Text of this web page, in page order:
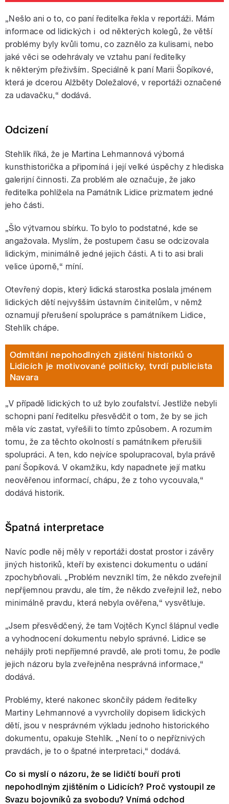
„Nešlo ani o to, co paní ředitelka řekla v reportáži. Mám
informace od lidických i od některých kolegů, že větší
problémy byly kvůli tomu, co zaznělo za kulisami, nebo
jaké věci se odehrávaly ve vztahu paní ředitelky
k některým přeživším. Speciálně k paní Marii Šopíkové,
která je dcerou Alžběty Doležalové, v reportáži označené
za udavačku,“ dodává.
Odcizení
Stehlík říká, že je Martina Lehmannová výborná
kunsthistorička a připomíná i její velké úspěchy z hlediska
galerijní činnosti. Za problém ale označuje, že jako
ředitelka pohlížela na Památník Lidice prizmatem jedné
jeho části.
„Šlo výtvarnou sbírku. To bylo to podstatné, kde se
angažovala. Myslím, že postupem času se odcizovala
lidickým, minimálně jedné jejich části. A ti to asi brali
velice úporně,“ míní.
Otevřený dopis, který lidická starostka poslala jménem
lidických dětí nejvyšším ústavním činitelům, v němž
oznamují přerušení spolupráce s památníkem Lidice,
Stehlík chápe.
Odmítání nepohodlných zjištění historiků o
Lidicích je motivované politicky, tvrdí publicista
Navara
„V případě lidických to už bylo zoufalství. Jestliže nebyli
schopni paní ředitelku přesvědčit o tom, že by se jich
měla víc zastat, vyřešili to tímto způsobem. A rozumím
tomu, že za těchto okolností s památníkem přerušili
spolupráci. A ten, kdo nejvíce spolupracoval, byla právě
paní Šopíková. V okamžiku, kdy napadnete její matku
neověřenou informací, chápu, že z toho vycouvala,“
dodává historik.
Špatná interpretace
Navíc podle něj měly v reportáži dostat prostor i závěry
jiných historiků, kteří by existenci dokumentu o udání
zpochybňovali. „Problém nevznikl tím, že někdo zveřejnil
nepříjemnou pravdu, ale tím, že někdo zveřejnil lež, nebo
minimálně pravdu, která nebyla ověřena,“ vysvětluje.
„Jsem přesvědčený, že tam Vojtěch Kyncl šlápnul vedle
a vyhodnocení dokumentu nebylo správné. Lidice se
nehájily proti nepříjemné pravdě, ale proti tomu, že podle
jejich názoru byla zveřejněna nesprávná informace,“
dodává.
Problémy, které nakonec skončily pádem ředitelky
Martiny Lehmannové a vyvrcholily dopisem lidických
dětí, jsou v nesprávném výkladu jednoho historického
dokumentu, opakuje Stehlík. „Není to o nepříznivých
pravdách, je to o špatné interpretaci,“ dodává.
Co si myslí o názoru, že se lidičtí bouří proti
nepohodlným zjištěním o Lidicích? Proč vystoupil ze
Svazu bojovníků za svobodu? Vnímá odchod